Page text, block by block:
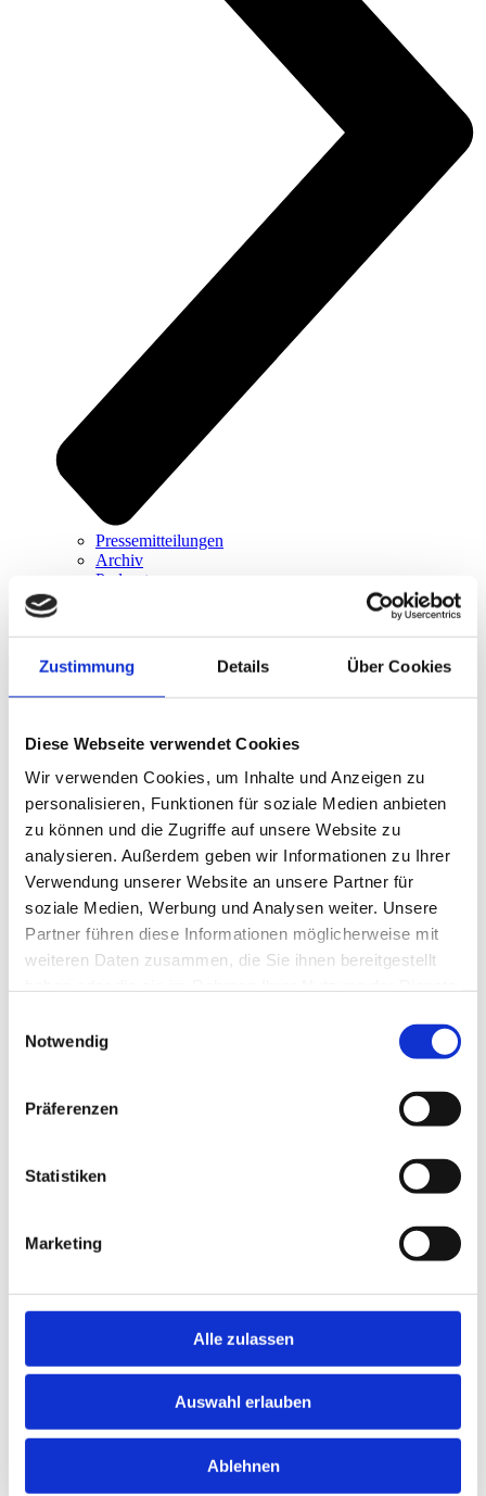
Zustimmung Details Über Cookies
Diese Webseite verwendet Cookies
Wir verwenden Cookies, um Inhalte und Anzeigen zu
personalisieren, Funktionen für soziale Medien anbieten
zu können und die Zugriffe auf unsere Website zu
analysieren. Außerdem geben wir Informationen zu Ihrer
Verwendung unserer Website an unsere Partner für
soziale Medien, Werbung und Analysen weiter. Unsere
Partner führen diese Informationen möglicherweise mit
weiteren Daten zusammen, die Sie ihnen bereitgestellt
Notwendig
Präferenzen
Statistiken
Marketing
Alle zulassen
Auswahl erlauben
Ablehnen
Pressemitteilungen
Archiv
Podcasts
Kontakt
Home